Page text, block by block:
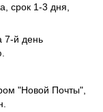
срок 1-3 дня,
7-й день
"Новой Почты",